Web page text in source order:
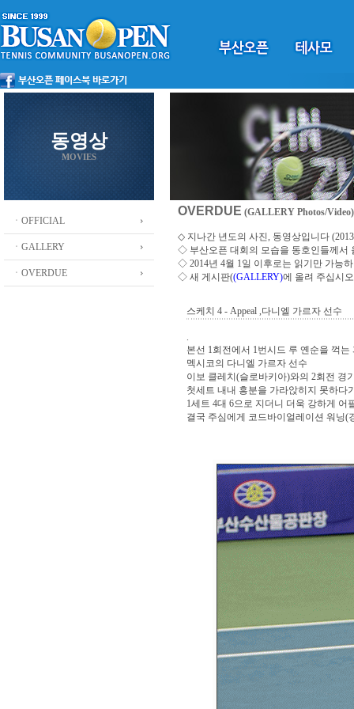
동영상
MOVIES
ㆍOFFICIAL
ㆍGALLERY
ㆍOVERDUE
OVERDUE (GALLERY Photos/Video)
◇ 지나간 년도의 사진, 동영상입니다
◇ 부산오픈 대회의 모습을 동호인들께서
◇ 2014년 4월 1일 이후로는 읽기만 가능
◇ 새 게시판((GALLERY)에 올려 주십시오
스케치 4 - Appeal ,다니엘 가르자 선수
.
본선 1회전에서 1번시드 루 옌순을 꺽는
멕시코의 다니엘 가르자 선수
이보 클레치(슬로바키아)와의 2회전 경
첫세트 내내 흥분을 가라앉히지 못하다
1세트 4대 6으로 지더니 더욱 강하게 어
결국 주심에게 코드바이얼레이션 워닝(